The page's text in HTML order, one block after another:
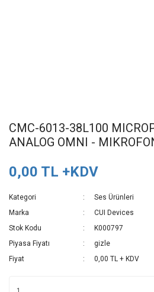
CMC-6013-38L100
ANALOG OMNI -
0,00 TL +KDV
Kategori
Ses Ürünleri
Marka
CUI Devices
Stok Kodu
K000797
Piyasa Fiyatı
gizle
Fiyat
0,00 TL + KDV